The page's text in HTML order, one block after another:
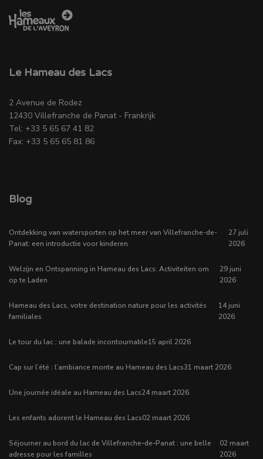
Le Hameau des Lacs
2 Avenue de Rodez
12430 Villefranche de Panat - Frankrijk
Tel: +33 5 65 67 41 82
Fax: +33 5 65 65 81 86
Blog
Ontdekking van watersporten op het meer van Villefranche-de-
Panat: een introductie voor kinderen
27 juli
2026
Welzijn en Ontspanning in Hameau des Lacs: Activiteiten om
op te Laden
29 juni
2026
Hameau des Lacs, votre destination nature pour les activités
familiales
14 juni
2026
Le tour du lac : une balade incontournable15 april 2026
Cap sur l’été : l’ambiance monte au Hameau des Lacs31 maart 2026
Une journée idéale au Hameau des Lacs24 maart 2026
Les enfants adorent le Hameau des Lacs02 maart 2026
Séjourner au bord du lac de Villefranche‑de‑Panat : une belle
adresse pour les familles
02 maart
2026